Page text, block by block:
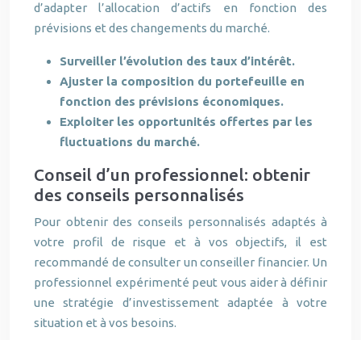
d’adapter l’allocation d’actifs en fonction des
prévisions et des changements du marché.
Surveiller l’évolution des taux d’intérêt.
Ajuster la composition du portefeuille en
fonction des prévisions économiques.
Exploiter les opportunités offertes par les
fluctuations du marché.
Conseil d’un professionnel: obtenir
des conseils personnalisés
Pour obtenir des conseils personnalisés adaptés à
votre profil de risque et à vos objectifs, il est
recommandé de consulter un conseiller financier. Un
professionnel expérimenté peut vous aider à définir
une stratégie d’investissement adaptée à votre
situation et à vos besoins.